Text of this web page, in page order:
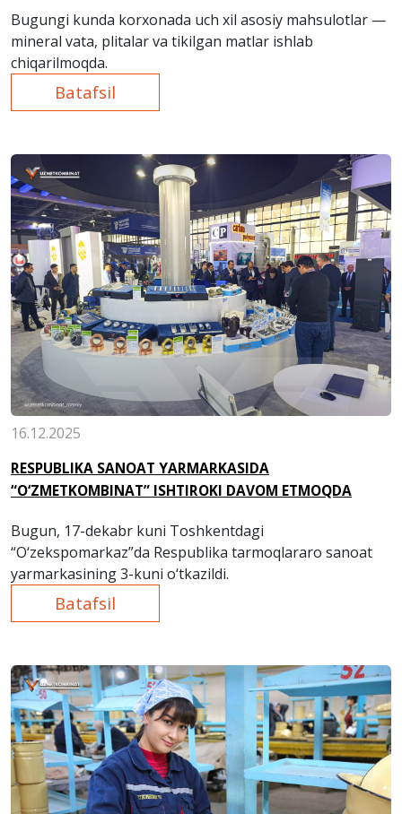
Bugungi kunda korxonada uch xil asosiy mahsulotlar —
mineral vata, plitalar va tikilgan matlar ishlab
chiqarilmoqda.
Batafsil
16.12.2025
RESPUBLIKA SANOAT YARMARKASIDA
“O‘ZMETKOMBINAT” ISHTIROKI DAVOM ETMOQDA
Bugun, 17-dekabr kuni Toshkentdagi
“O‘zekspomarkaz”da Respublika tarmoqlararo sanoat
yarmarkasining 3-kuni o‘tkazildi.
Batafsil